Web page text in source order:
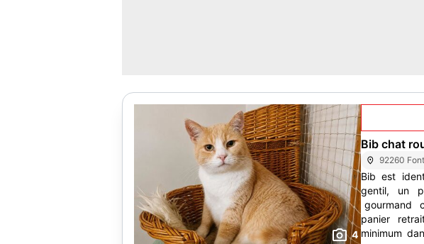
4
Bib chat
92260
Bib est
gentil, un
gourmand
panier
minimum